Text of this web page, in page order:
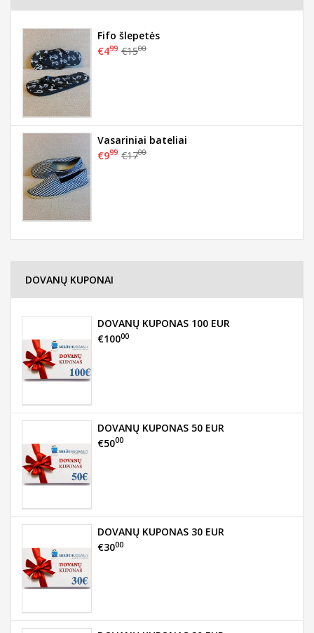
Fifo šlepetės
€499 €1500
Vasariniai bateliai
€999 €1700
DOVANŲ KUPONAI
DOVANŲ KUPONAS 100 EUR
€10000
DOVANŲ KUPONAS 50 EUR
€5000
DOVANŲ KUPONAS 30 EUR
€3000